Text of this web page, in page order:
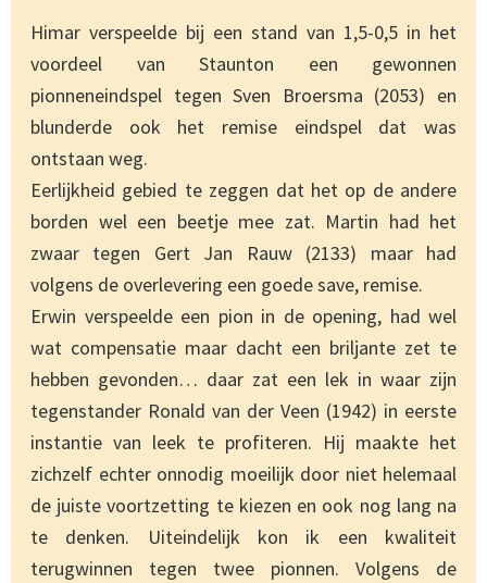
Himar verspeelde bij een stand van 1,5-0,5 in het
voordeel van Staunton een gewonnen
pionneneindspel tegen Sven Broersma (2053) en
blunderde ook het remise eindspel dat was
ontstaan weg.
Eerlijkheid gebied te zeggen dat het op de andere
borden wel een beetje mee zat. Martin had het
zwaar tegen Gert Jan Rauw (2133) maar had
volgens de overlevering een goede save, remise.
Erwin verspeelde een pion in de opening, had wel
wat compensatie maar dacht een briljante zet te
hebben gevonden… daar zat een lek in waar zijn
tegenstander Ronald van der Veen (1942) in eerste
instantie van leek te profiteren. Hij maakte het
zichzelf echter onnodig moeilijk door niet helemaal
de juiste voortzetting te kiezen en ook nog lang na
te denken. Uiteindelijk kon ik een kwaliteit
terugwinnen tegen twee pionnen. Volgens de